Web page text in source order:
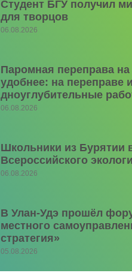
Студент БГУ получил
для творцов
06.08.2026
Паромная переправа
удобнее: на переправе
дноуглубительные
06.08.2026
Школьники из Бурятии
Всероссийского
06.08.2026
В Улан-Удэ прошёл
местного
стратегия»
05.08.2026